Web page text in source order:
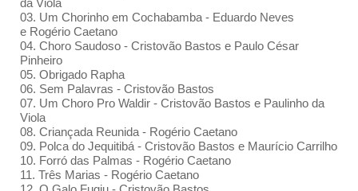
da Viola
03. Um Chorinho em Cochabamba - Eduardo Neves
e Rogério Caetano
04. Choro Saudoso - Cristovão Bastos e Paulo César
Pinheiro
05. Obrigado Rapha
06. Sem Palavras - Cristovão Bastos
07. Um Choro Pro Waldir - Cristovão Bastos e Paulinho da
Viola
08. Criançada Reunida - Rogério Caetano
09. Polca do Jequitibá - Cristovão Bastos e Maurício Carrilho
10. Forró das Palmas - Rogério Caetano
11. Três Marias - Rogério Caetano